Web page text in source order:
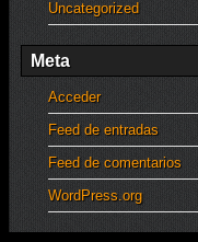
Uncategorized
Meta
Acceder
Feed de entradas
Feed de comentarios
WordPress.org